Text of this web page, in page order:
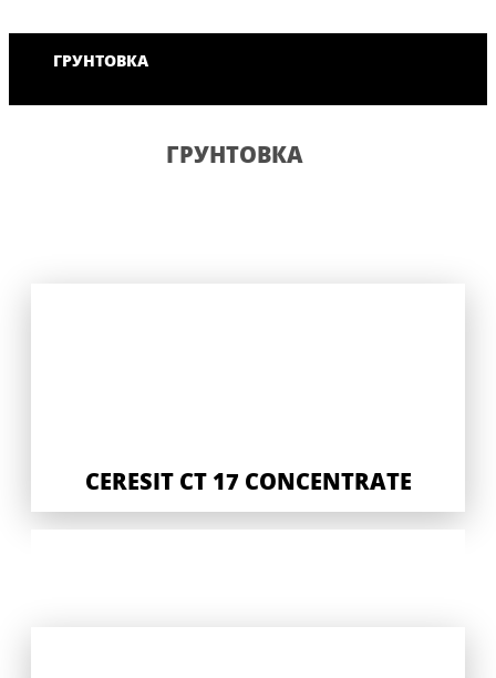
ГРУНТОВКА
ГРУНТОВКА
CERESIT CT 17 CONCENTRATE